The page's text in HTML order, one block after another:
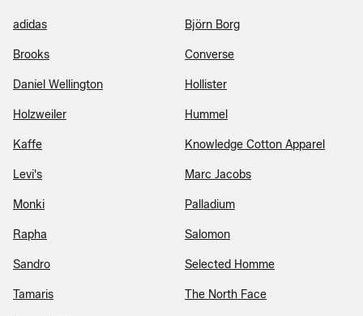
adidas Björn Borg
Brooks Converse
Daniel Wellington Hollister
Holzweiler Hummel
Kaffe Knowledge Cotton Apparel
Levi's Marc Jacobs
Monki Palladium
Rapha Salomon
Sandro Selected Homme
Tamaris The North Face